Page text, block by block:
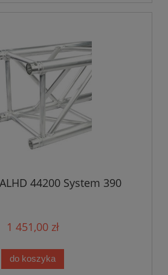
44200 System 390
1 451,00 zł
do koszyka